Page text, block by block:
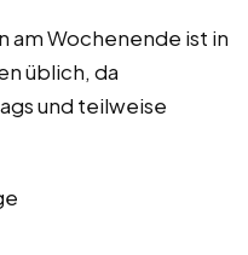
am Wochenende ist in
üblich, da
und teilweise